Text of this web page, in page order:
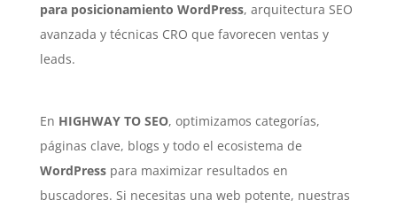
para posicionamiento WordPress, arquitectura SEO
avanzada y técnicas CRO que favorecen ventas y
leads.
En HIGHWAY TO SEO, optimizamos categorías,
páginas clave, blogs y todo el ecosistema de
WordPresspara maximizar resultados en
buscadores. Si necesitas una web potente, nuestras